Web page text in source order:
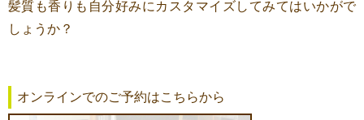
髪質も香りも自分好みにカスタマイズしてみてはいかがで
しょうか？
オンラインでのご予約はこちらから